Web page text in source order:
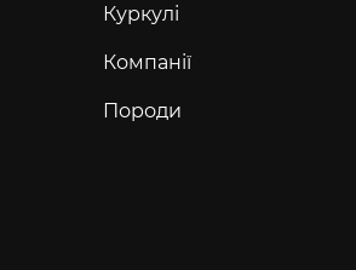
Куркулі
Компанії
Породи